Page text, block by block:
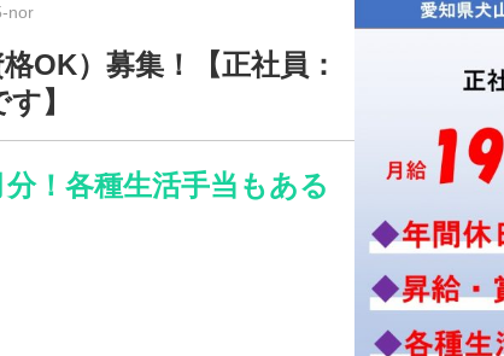
nor
OK）募集！【正社員：
】
！各種生活手当もある